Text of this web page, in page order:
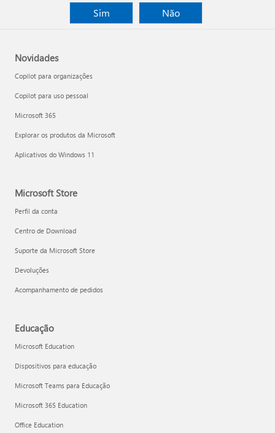
Sim
Não
Novidades
Copilot para organizações
Copilot para uso pessoal
Microsoft 365
Explorar os produtos da Microsoft
Aplicativos do Windows 11
Microsoft Store
Perfil da conta
Centro de Download
Suporte da Microsoft Store
Devoluções
Acompanhamento de pedidos
Educação
Microsoft Education
Dispositivos para educação
Microsoft Teams para Educação
Microsoft 365 Education
Office Education